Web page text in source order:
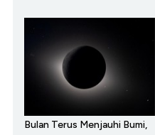
Bulan Terus Menjauhi Bumi,